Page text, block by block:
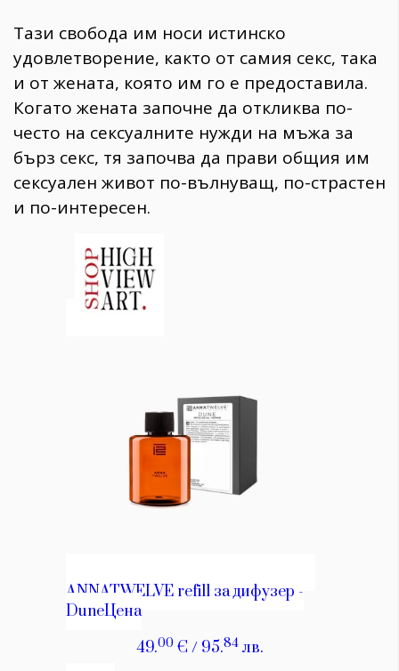
Тази свобода им носи истинско
удовлетворение, както от самия секс, така
и от жената, която им го е предоставила.
Когато жената започне да откликва по-
често на сексуалните нужди на мъжа за
бърз секс, тя започва да прави общия им
сексуален живот по-вълнуващ, по-страстен
и по-интересен.